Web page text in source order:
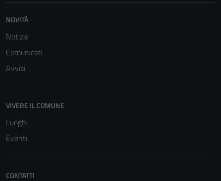
NOVITÀ
Notizie
Comunicati
Avvisi
VIVERE IL COMUNE
Luoghi
Eventi
CONTATTI